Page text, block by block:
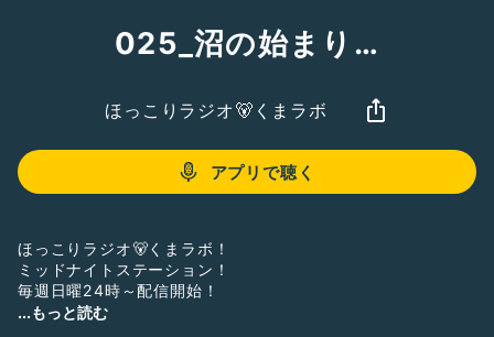
025_沼の始まり…
ほっこりラジオ🐻くまラボ
アプリで聴く
ほっこりラジオ🐻‍くまラボ！
ミッドナイトステーション！
毎週日曜24時～配信開始！
...もっと読む